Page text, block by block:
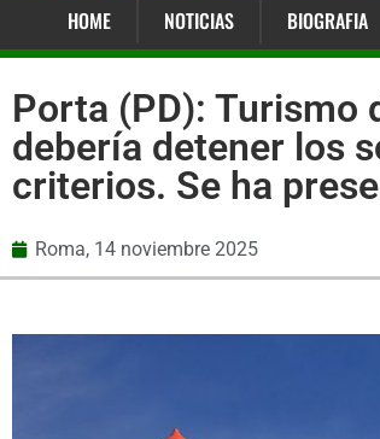
HOME NOTICIAS BIOGRAFIA
Porta (PD): Turismo
debería detener los
criterios. Se ha
Roma, 14 noviembre 2025